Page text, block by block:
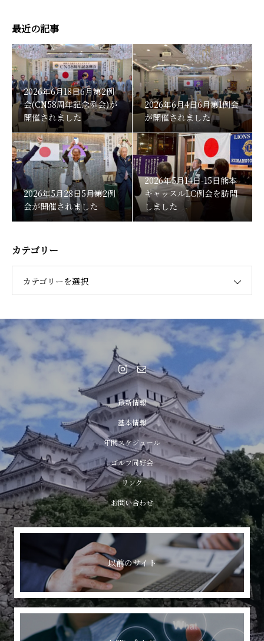
最近の記事
2026年6月18日6月第2例
会(CN58周年記念例会)が
開催されました
2026年6月4日6月第1例会
が開催されました
2026年5月28日5月第2例
会が開催されました
2026年5月14日-15日熊本
キャッスルLC例会を訪問
しました
カテゴリー
カテゴリーを選択
最新情報
基本情報
年間スケジュール
ゴルフ同好会
リンク
お問い合わせ
以前のサイト